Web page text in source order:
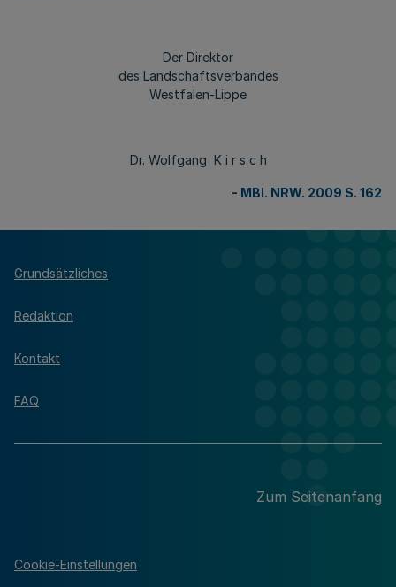
Der Direktor
des Landschaftsverbandes
Westfalen-Lippe
Dr. Wolfgang K i r s c h
- MBl. NRW. 2009 S. 162
Grundsätzliches
Redaktion
Kontakt
FAQ
Zum Seitenanfang
Cookie-Einstellungen